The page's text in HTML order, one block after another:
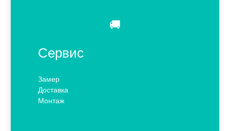
🚚
Сервис
Замер
Доставка
Монтаж